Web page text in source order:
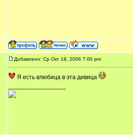
Добавлено: Ср Окт 18, 2006 7:00 pm
Я есть влюбица в эта дивица